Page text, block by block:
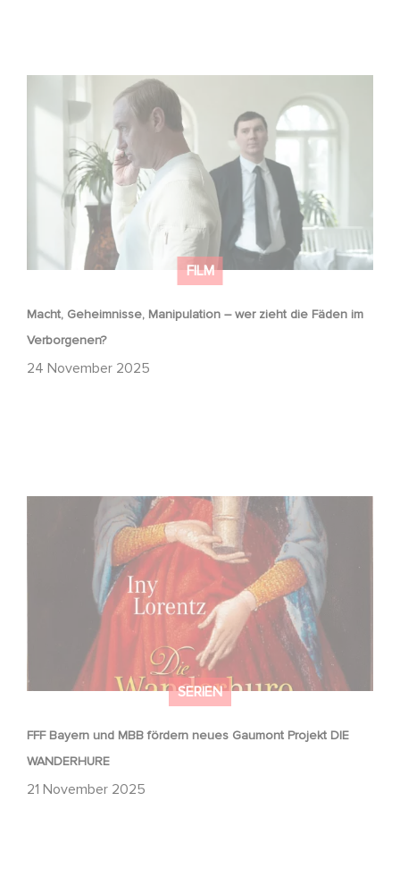
FILM
Macht, Geheimnisse, Manipulation – wer zieht die Fäden im
Verborgenen?
24 November 2025
Macht, Geheimnisse, Manipulation – wer zieht die Fäden
im Verborgenen?
SERIEN
FFF Bayern und MBB fördern neues Gaumont Projekt DIE
WANDERHURE
21 November 2025
FFF Bayern und MBB fördern neues Gaumont Projekt DIE
WANDERHURE